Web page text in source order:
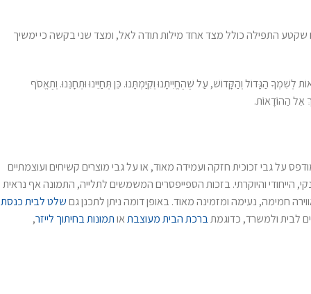
התפילה כולל מצד אחד מילות תודה לאל, ומצד שני בקשה כי ימשיך
לְשִׁמְךָ הַגָּדוֹל וְהַקָּדוֹשׁ, עַל שֶׁהֶחֱיִיתָנוּ וְקִיַּמְתָּנוּ. כֵּן תְּחַיֵּינוּ וּתְחָנֵּנוּ. וְתֶאֱסֹף
אֵל הַהוֹדָאוֹת.
על גבי זכוכית חזקה ועמידה מאוד, או על גבי מוצרים קשיחים ועוצמתיים
והיוקרתי. בזכות הספייפסרים המשמשים לתלייה, התמונה אף נראית
חמימה, נעימה ומזמינה מאוד. באופן דומה ניתן לתכנן גםשלט לבית כנסת
לבית ולמשרד, כדוגמתברכת הבית מעוצבתאותמונות בחיתוך לייזר,